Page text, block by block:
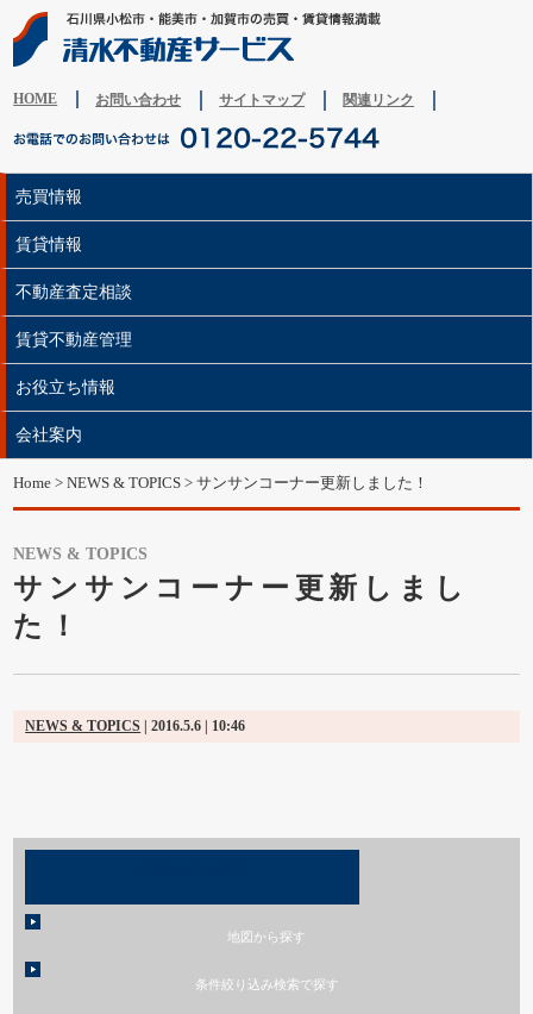
HOME お問い合わせ サイトマップ 関連リンク
売買情報
賃貸情報
不動産査定相談
賃貸不動産管理
お役立ち情報
会社案内
Home >NEWS & TOPICS > サンサンコーナー更新しました！
NEWS & TOPICS
サンサンコーナー更新しまし
た！
NEWS & TOPICS | 2016.5.6 | 10:46
地図から探す
条件絞り込み検索で探す